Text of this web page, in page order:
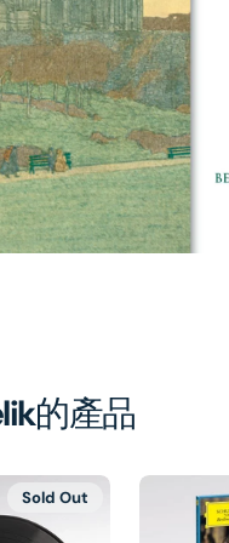
的產品
Sold Out